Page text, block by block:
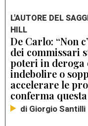
L'AUTORE DEL
HILL
De Carlo: “Non
dei commissari
poteri in deroga
indebolire o
accelerare le
conferma
di Giorgio Santilli